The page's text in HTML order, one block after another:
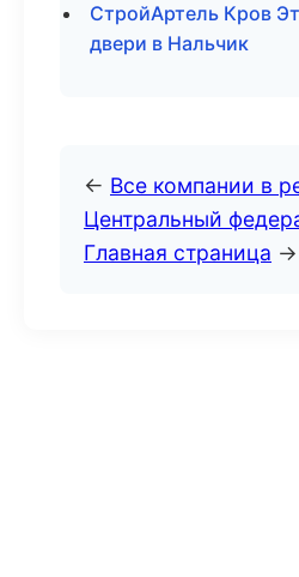
СтройАртель Кров
двери в Нальчик
← Все компании в
Центральный
Главная страница →